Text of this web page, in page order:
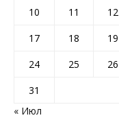
10
11 12
17
18 19
24
25 26
31
« Июл